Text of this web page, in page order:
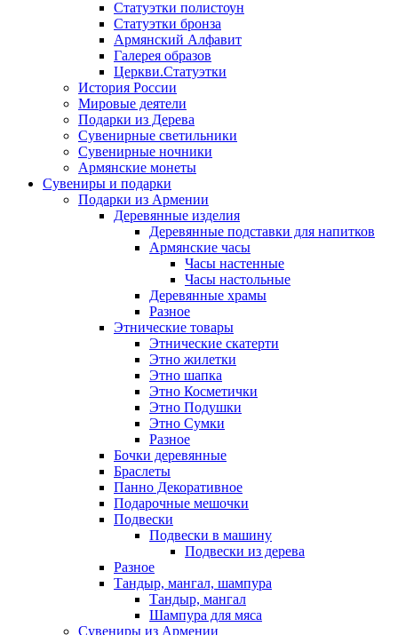
Статуэтки полистоун
Статуэтки бронза
Армянский Алфавит
Галерея образов
Церкви.Статуэтки
История России
Мировые деятели
Подарки из Дерева
Сувенирные светильники
Сувенирные ночники
Армянские монеты
Сувениры и подарки
Подарки из Армении
Деревянные изделия
Деревянные подставки для напитков
Армянские часы
Часы настенные
Часы настольные
Деревянные храмы
Разное
Этнические товары
Этнические скатерти
Этно жилетки
Этно шапка
Этно Косметички
Этно Подушки
Этно Сумки
Разное
Бочки деревянные
Браслеты
Панно Декоративное
Подарочные мешочки
Подвески
Подвески в машину
Подвески из дерева
Разное
Тандыр, мангал, шампура
Тандыр, мангал
Шампура для мяса
Сувениры из Армении